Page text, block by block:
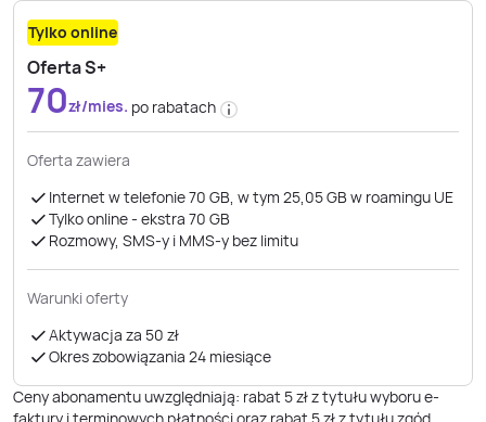
Tylko online
Oferta S+
70zł/mies. po rabatach
Oferta zawiera
Internet w telefonie 70 GB, w tym 25,05 GB w roamingu UE
Tylko online - ekstra 70 GB
Rozmowy, SMS-y i MMS-y bez limitu
Warunki oferty
Aktywacja za 50 zł
Okres zobowiązania 24 miesiące
Ceny abonamentu uwzględniają: rabat 5 zł z tytułu wyboru e-